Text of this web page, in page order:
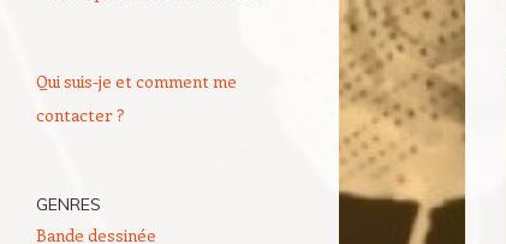
Qui suis-je et comment me
contacter ?
GENRES
Bande dessinée